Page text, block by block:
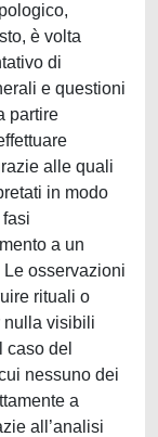
è volta
di
e questioni
partire
alle quali
in modo
a un
osservazioni
rituali o
nulla visibili
caso del
nessuno dei
a
all’analisi